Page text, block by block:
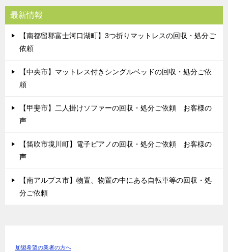
最新情報
【南都留郡富士河口湖町】3つ折りマットレスの回収・処分ご
依頼
【中央市】マットレス付きシングルベッドの回収・処分ご依
頼
【甲斐市】二人掛けソファーの回収・処分ご依頼 お客様の
声
【笛吹市境川町】電子ピアノの回収・処分ご依頼 お客様の
声
【南アルプス市】物置、物置の中にある自転車等の回収・処
分ご依頼
加盟希望の業者の方へ